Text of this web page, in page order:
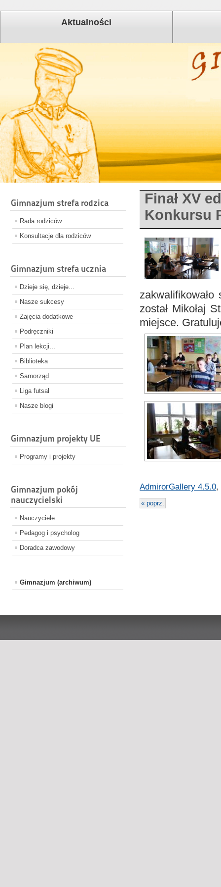
Aktualności
Gimnazjum strefa rodzica
Rada rodziców
Konsultacje dla rodziców
Gimnazjum strefa ucznia
Dzieje się, dzieje...
Nasze sukcesy
Zajęcia dodatkowe
Podręczniki
Plan lekcji...
Biblioteka
Samorząd
Liga futsal
Nasze blogi
Gimnazjum projekty UE
Programy i projekty
Gimnazjum pokój
nauczycielski
Nauczyciele
Pedagog i psycholog
Doradca zawodowy
Gimnazjum (archiwum)
Finał XV
Konkursu
został Mikołaj
miejsce.
AdmirorGallery 4.5.0,
« poprz.